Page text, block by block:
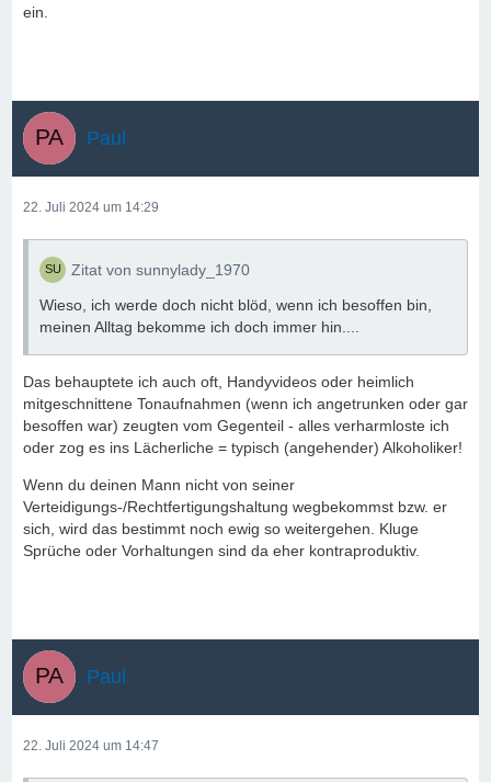
ein.
Paul
22. Juli 2024 um 14:29
Zitat von sunnylady_1970
Wieso, ich werde doch nicht blöd, wenn ich besoffen bin,
meinen Alltag bekomme ich doch immer hin....
Das behauptete ich auch oft, Handyvideos oder heimlich
mitgeschnittene Tonaufnahmen (wenn ich angetrunken oder gar
besoffen war) zeugten vom Gegenteil - alles verharmloste ich
oder zog es ins Lächerliche = typisch (angehender) Alkoholiker!
Wenn du deinen Mann nicht von seiner
Verteidigungs-/Rechtfertigungshaltung wegbekommst bzw. er
sich, wird das bestimmt noch ewig so weitergehen. Kluge
Sprüche oder Vorhaltungen sind da eher kontraproduktiv.
Paul
22. Juli 2024 um 14:47